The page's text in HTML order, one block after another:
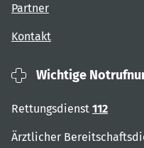
Partner
Kontakt
Wichtige
Rettungsdienst 112
Ärztlicher